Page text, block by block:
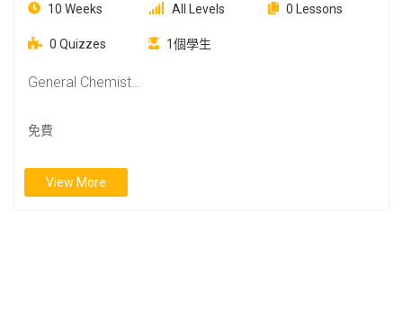
10 Weeks All Levels 0 Lessons
0 Quizzes 1個學生
General Chemist…
免費
View More